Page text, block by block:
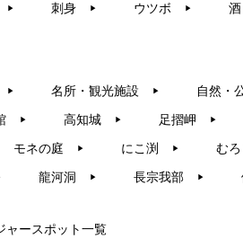
▶︎ 刺身 ▶︎ ウツボ ▶︎ 酒
▶︎ 名所・観光施設 ▶︎ 自然・
▶︎ 高知城 ▶︎ 足摺岬 ▶︎
モネの庭 ▶︎ にこ渕 ▶︎ む
龍河洞 ▶︎ 長宗我部 ▶︎
ャースポット一覧